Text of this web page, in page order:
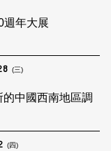
年大展
(三)
中國西南地區調
(四)